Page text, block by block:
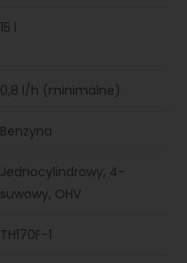
15 l
0,8 l/h (minimalne)
Benzyna
Jednocylindrowy, 4-
suwowy, OHV
TH170F-1